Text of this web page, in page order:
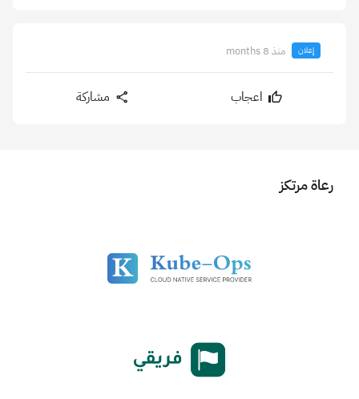
إعلان منذ 8 months
اعجاب مشاركة
رعاة مرتكز